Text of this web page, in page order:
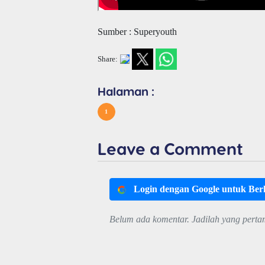
Sumber : Superyouth
Share:
Halaman :
1
Leave a Comment
Login dengan Google untuk
Belum ada komentar. Jadilah yang